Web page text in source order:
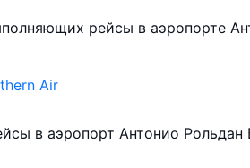
рейсы в аэропорте
Air
в аэропорт Антонио Рольдан